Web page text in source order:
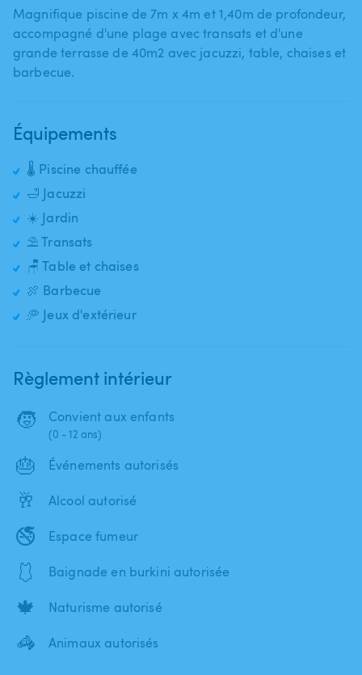
Magnifique piscine de 7m x 4m et 1​,​40m de profondeur​,​
accompagné d'une plage avec transats et d'une
grande terrasse de 40m2 avec jacuzzi​,​ table​,​ chaises et
barbecue.
Équipements
🌡️ Piscine chauffée
🛁 Jacuzzi
☀️ Jardin
⛱️ Transats
🪑 Table et chaises
🍖 Barbecue
🥏 Jeux d'extérieur
Règlement intérieur
🧒 Convient aux enfants
(0 - 12 ans)
🎂 Événements autorisés
🥂 Alcool autorisé
🚭 Espace fumeur
🩱 Baignade en burkini autorisée
🍁 Naturisme autorisé
🦓 Animaux autorisés